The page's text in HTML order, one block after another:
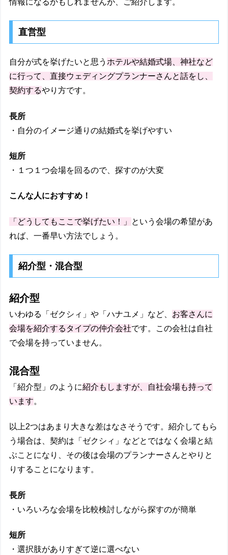
直営型
自分が式を挙げたいと思う ホテルや結婚式場、神社など
に行って、直接ウェディングプランナーさんと話をし、
契約するやり方です。
長所
・自分のイメージ通りの結婚式を挙げやすい
短所
・１つ１つ会場を回るので、探すのが大変
こんな人におすすめ！
「どうしてもここで挙げたい！」
という会場の希望があ
れば、一番早い方法でしょう。
紹介型・混合型
紹介型
いわゆる「ゼクシィ」や「ハナユメ」など、 お客さんに
会場を紹介するタイプの仲介会社です。この会社は自社
で会場を持っていません。
混合型
「紹介型」のように紹介もしますが、自社会場も持って
います。
以上2つはあまり大きな差はなさそうです。紹介してもら
う場合は、契約は「ゼクシィ」などとではなく会場と結
ぶことになり、その後は会場のプランナーさんとやりと
りすることになります。
長所
・いろいろな会場を比較検討しながら探すのが簡単
短所
・選択肢がありすぎて逆に選べない